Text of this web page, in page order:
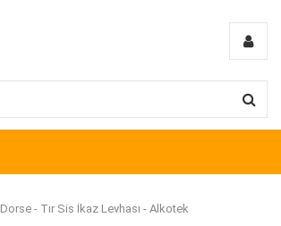
Dorse - Tır Sis İkaz Levhası - Alkotek